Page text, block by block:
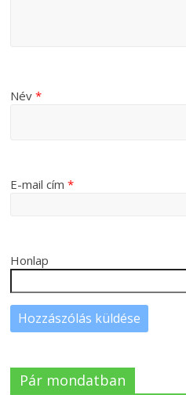
Név*
E-mail cím*
Honlap
Pár mondatban